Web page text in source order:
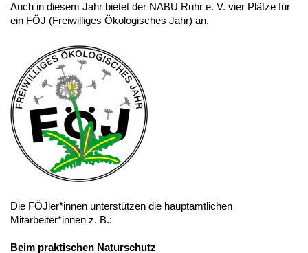
Auch in diesem Jahr bietet der NABU Ruhr e. V. vier Plätze für
ein FÖJ (Freiwilliges Ökologisches Jahr) an.
Die FÖJler*innen unterstützen die hauptamtlichen
Mitarbeiter*innen z. B.:
Beim praktischen Naturschutz